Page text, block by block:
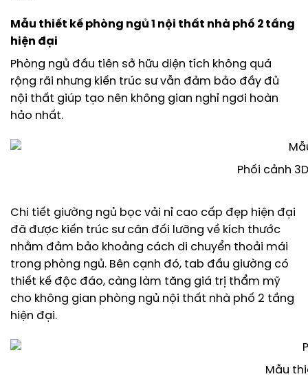
Mẫu thiết kế phòng ngủ 1 nội thất nhà phố 2 tầng
hiện đại
Phòng ngủ đầu tiên sở hữu diện tích không quá
rộng rãi nhưng kiến trúc sư vẫn đảm bảo đầy đủ
nội thất giúp tạo nên không gian nghỉ ngơi hoàn
hảo nhất.
Phối cảnh
Chi tiết giường ngủ bọc vải nỉ cao cấp đẹp hiện đại
đã được kiến trúc sư cân đối lưỡng về kích thước
nhằm đảm bảo khoảng cách di chuyển thoải mái
trong phòng ngủ. Bên cạnh đó, tab đầu giường có
thiết kế độc đáo, càng làm tăng giá trị thẩm mỹ
cho không gian phòng ngủ nội thất nhà phố 2 tầng
hiện đại.
Mẫu